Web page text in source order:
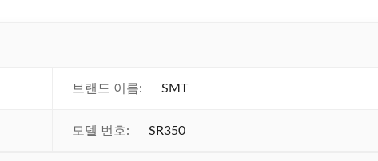
브랜드 이름: SMT
모델 번호: SR350